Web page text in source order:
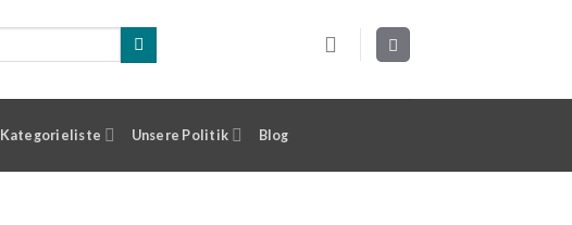
Kategorieliste Unsere Politik Blog